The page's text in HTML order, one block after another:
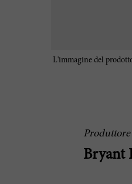
L'immagine del
Produttore
Bryant